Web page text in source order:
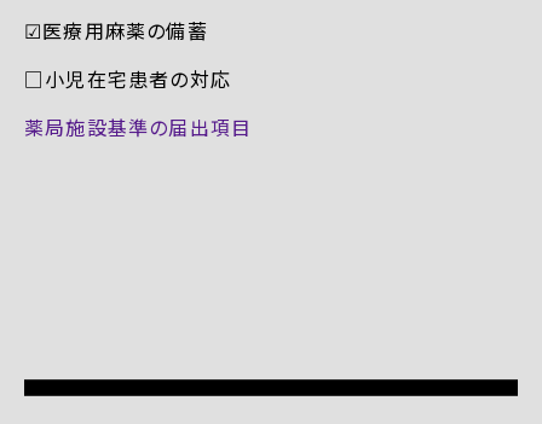
☑︎医療用麻薬の備蓄
□小児在宅患者の対応
薬局施設基準の届出項目